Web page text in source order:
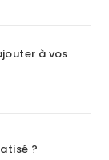
à vos
?